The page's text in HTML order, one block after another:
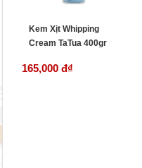
Kem Xịt Whipping
Cream TaTua 400gr
165,000 đ₫